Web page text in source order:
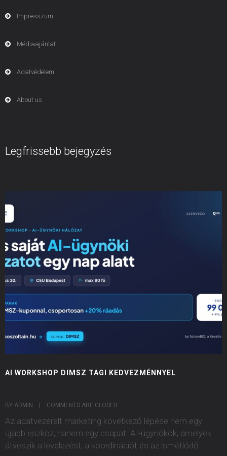
Impresszum
Médiaajánlat
Adatvédelem
About us
Legfrissebb bejegyzés
AI WORKSHOP DIMSZ TAGI KEDVEZMÉNNYEL
BY ADMIN    | COMMENTS ARE CLOSED
Az adatvezérelt marketing következő lépése nem egy
újabb eszköz, hanem egy csapat. AI-ügynökök, amelyek
átveszik a levelezést, a koordinációt és az ismétlődő